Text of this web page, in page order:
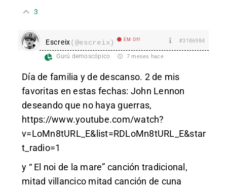
3
Escreix(@escreix) EM Off #3186984
Gurú demoscópico 7 meses hace
Día de familia y de descanso. 2 de mis
favoritas en estas fechas: John Lennon
deseando que no haya guerras,
https://www.youtube.com/watch?
v=LoMn8tURL_E&list=RDLoMn8tURL_E&star
t_radio=1
y “ El noi de la mare” canción tradicional,
mitad villancico mitad canción de cuna